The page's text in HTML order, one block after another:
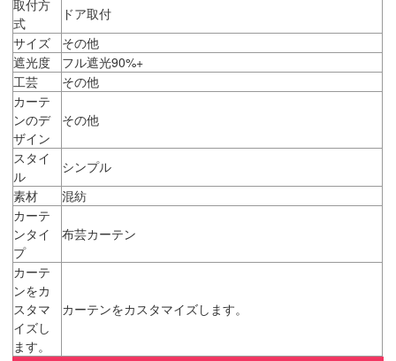
取付方
式
ドア取付
サイズ
その他
遮光度
フル遮光90%+
工芸
その他
カーテ
ンのデ
ザイン
その他
スタイ
ル
シンプル
素材
混紡
カーテ
ンタイ
プ
布芸カーテン
カーテ
ンをカ
スタマ
イズし
ます。
カーテンをカスタマイズします。